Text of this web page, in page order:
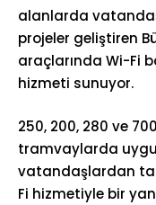
alanlarda
projeler geliştiren
araçlarında Wi-Fi
hizmeti sunuyor.
250, 200, 280 ve
tramvaylarda
vatandaşlardan
Fi hizmetiyle bir